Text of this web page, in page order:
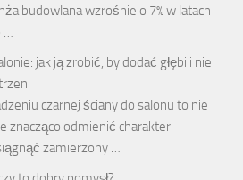
budowlana wzrośnie o 7% w latach
…
jak ją zrobić, by dodać głębi i nie
czarnej ściany do salonu to nie
znacząco odmienić charakter
zamierzony …